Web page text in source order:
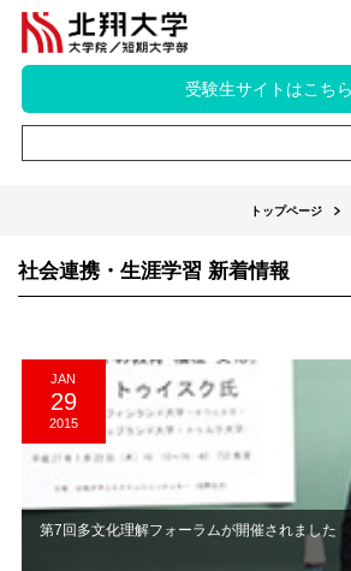
受験生サイトはこちら
トップページ
社会連携・生涯学習 新着情報
JAN
29
2015
第7回多文化理解フォーラムが開催されました